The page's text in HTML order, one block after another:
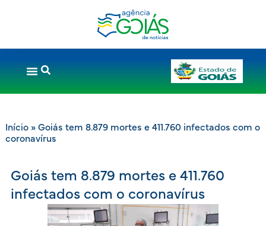
Início» Goiás tem 8.879 mortes e 411.760 infectados com o
coronavírus
Goiás tem 8.879 mortes e 411.760
infectados com o coronavírus